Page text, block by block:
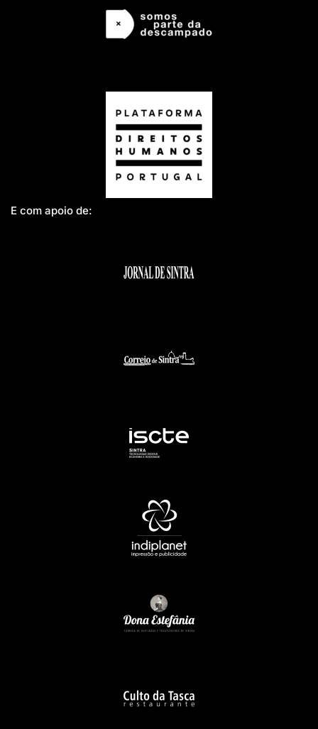
E com apoio de: